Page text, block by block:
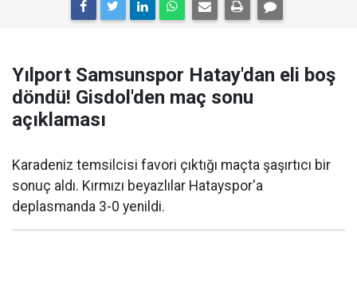
Yılport Samsunspor Hatay'dan eli boş
döndü! Gisdol'den maç sonu
açıklaması
Karadeniz temsilcisi favori çıktığı maçta şaşırtıcı bir
sonuç aldı. Kırmızı beyazlılar Hatayspor'a
deplasmanda 3-0 yenildi.